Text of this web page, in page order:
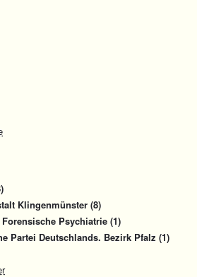
Klingenmünster (8)
Psychiatrie (1)
Partei Deutschlands. Bezirk Pfalz (1)